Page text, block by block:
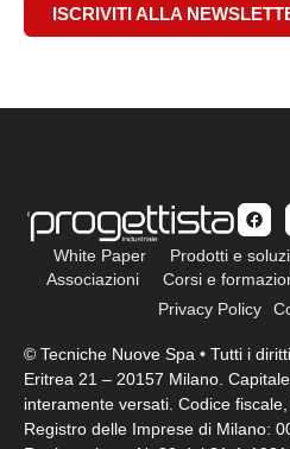
ISCRIVITI ALLA
White Paper Prodotti e
Associazioni
Corsi e
Privacy Policy
© Tecniche Nuove Spa • Tutti i
Eritrea 21 – 20157 Milano.
interamente versati. Codice
Registro delle Imprese di Milano: